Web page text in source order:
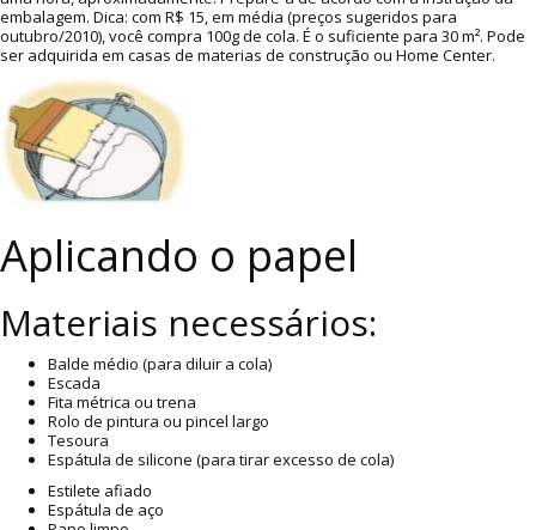
embalagem. Dica: com R$ 15, em média (preços sugeridos para
outubro/2010), você compra 100g de cola. É o suficiente para 30 m². Pode
ser adquirida em casas de materias de construção ou Home Center.
Aplicando o papel
Materiais necessários:
Balde médio (para diluir a cola)
Escada
Fita métrica ou trena
Rolo de pintura ou pincel largo
Tesoura
Espátula de silicone (para tirar excesso de cola)
Estilete afiado
Espátula de aço